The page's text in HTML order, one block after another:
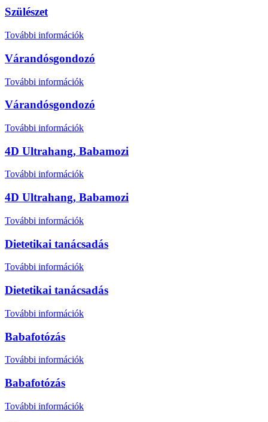
Szülészet
További információk
Várandósgondozó
További információk
Várandósgondozó
További információk
4D Ultrahang, Babamozi
További információk
4D Ultrahang, Babamozi
További információk
Dietetikai tanácsadás
További információk
Dietetikai tanácsadás
További információk
Babafotózás
További információk
Babafotózás
További információk